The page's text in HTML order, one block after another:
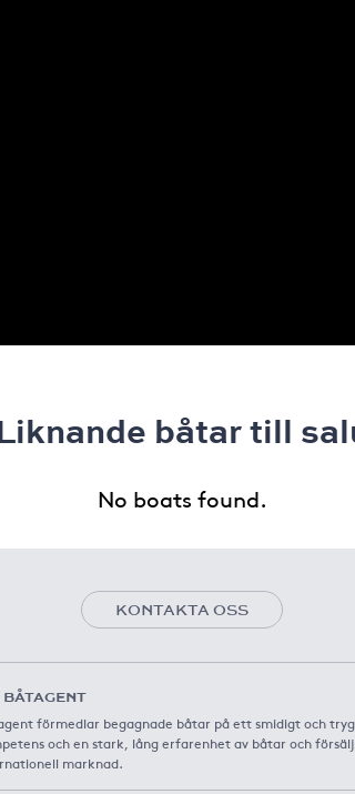
båtar till
No boats found.
KONTAKTA OSS
förmedlar begagnade båtar på ett smidigt och
och en stark, lång erfarenhet av båtar och
marknad.